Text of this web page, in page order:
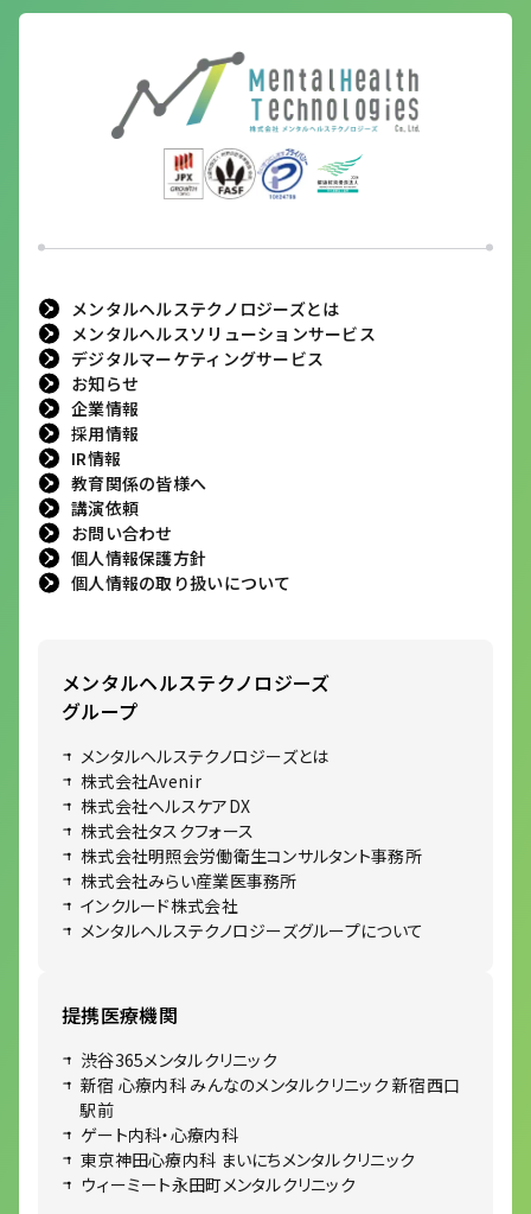
メンタルヘルステクノロジーズとは
メンタルヘルスソリューションサービス
デジタルマーケティングサービス
お知らせ
企業情報
採用情報
IR情報
教育関係の皆様へ
講演依頼
お問い合わせ
個人情報保護方針
個人情報の取り扱いについて
メンタルヘルステクノロジーズ
グループ
メンタルヘルステクノロジーズとは
株式会社Avenir
株式会社ヘルスケアDX
株式会社タスクフォース
株式会社明照会労働衛生コンサルタント事務所
株式会社みらい産業医事務所
インクルード株式会社
メンタルヘルステクノロジーズグループについて
提携医療機関
渋谷365メンタルクリニック
新宿 心療内科 みんなのメンタルクリニック 新宿西口
駅前
ゲート内科・心療内科
東京神田心療内科 まいにちメンタルクリニック
ウィーミート永田町メンタルクリニック